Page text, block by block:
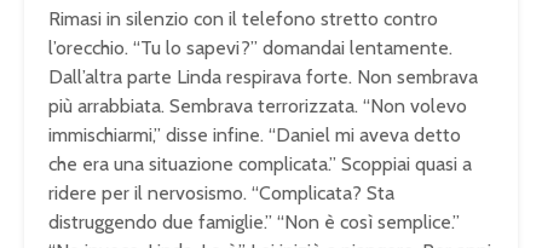
Rimasi in silenzio con il telefono stretto contro
l’orecchio. “Tu lo sapevi?” domandai lentamente.
Dall’altra parte Linda respirava forte. Non sembrava
più arrabbiata. Sembrava terrorizzata. “Non volevo
immischiarmi,” disse infine. “Daniel mi aveva detto
che era una situazione complicata.” Scoppiai quasi a
ridere per il nervosismo. “Complicata? Sta
distruggendo due famiglie.” “Non è così semplice.”